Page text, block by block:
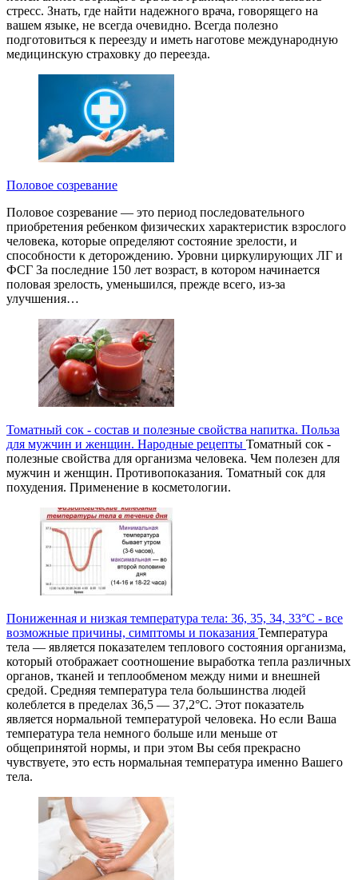
стресс. Знать, где найти надежного врача, говорящего на
вашем языке, не всегда очевидно. Всегда полезно
подготовиться к переезду и иметь наготове международную
медицинскую страховку до переезда.
Половое созревание
Половое созревание — это период последовательного
приобретения ребенком физических характеристик взрослого
человека, которые определяют состояние зрелости, и
способности к деторождению. Уровни циркулирующих ЛГ и
ФСГ За последние 150 лет возраст, в котором начинается
половая зрелость, уменьшился, прежде всего, из-за
улучшения…
Томатный сок - состав и полезные свойства напитка. Польза
для мужчин и женщин. Народные рецепты Томатный сок -
полезные свойства для организма человека. Чем полезен для
мужчин и женщин. Противопоказания. Томатный сок для
похудения. Применение в косметологии.
Пониженная и низкая температура тела: 36, 35, 34, 33°С - все
возможные причины, симптомы и показания Температура
тела — является показателем теплового состояния организма,
который отображает соотношение выработка тепла различных
органов, тканей и теплообменом между ними и внешней
средой. Средняя температура тела большинства людей
колеблется в пределах 36,5 — 37,2°С. Этот показатель
является нормальной температурой человека. Но если Ваша
температура тела немного больше или меньше от
общепринятой нормы, и при этом Вы себя прекрасно
чувствуете, это есть нормальная температура именно Вашего
тела.